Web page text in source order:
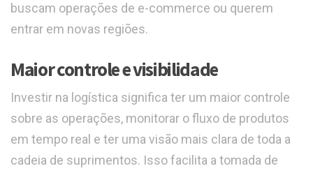
buscam operações de e-commerce ou querem
entrar em novas regiões.
Maior controle e visibilidade
Investir na logística significa ter um maior controle
sobre as operações, monitorar o fluxo de produtos
em tempo real e ter uma visão mais clara de toda a
cadeia de suprimentos. Isso facilita a tomada de